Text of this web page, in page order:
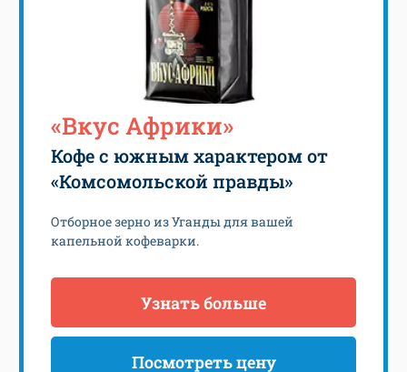
«Вкус Африки»
Кофе с южным характером от
«Комсомольской правды»
Отборное зерно из Уганды для вашей
капельной кофеварки.
Узнать больше
Посмотреть цену